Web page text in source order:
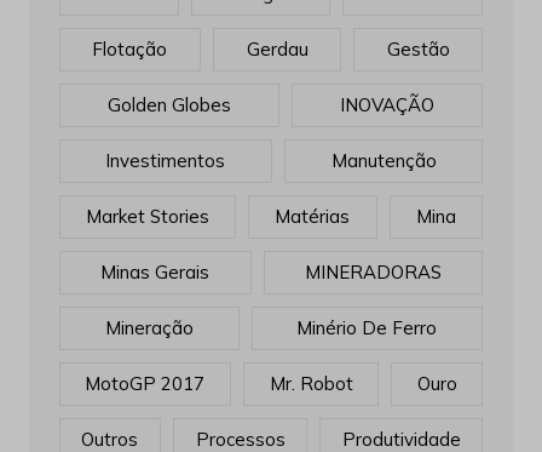
Flotação Gerdau Gestão
Golden Globes INOVAÇÃO
Investimentos Manutenção
Market Stories Matérias Mina
Minas Gerais MINERADORAS
Mineração Minério De Ferro
MotoGP 2017 Mr. Robot Ouro
Outros Processos Produtividade